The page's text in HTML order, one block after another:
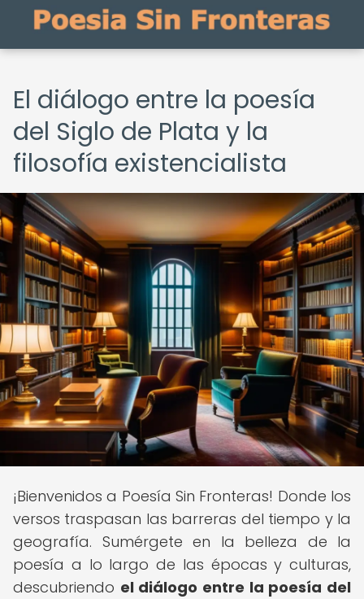
El diálogo entre la poesía
del Siglo de Plata y la
filosofía existencialista
¡Bienvenidos a Poesía Sin Fronteras! Donde los
versos traspasan las barreras del tiempo y la
geografía. Sumérgete en la belleza de la
poesía a lo largo de las épocas y culturas,
descubriendo el diálogo entre la poesía del